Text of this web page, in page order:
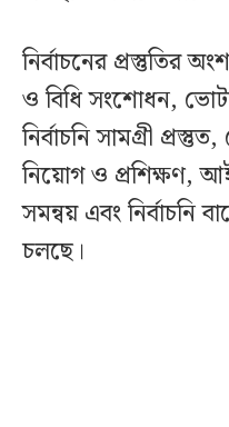
নির্বাচনের প্রস্তুতির
ও বিধি সংশোধন,
নির্বাচনি সামগ্রী
নিয়োগ ও প্রশিক্ষণ,
সমন্বয় এবং নির্বাচনি
চলছে।